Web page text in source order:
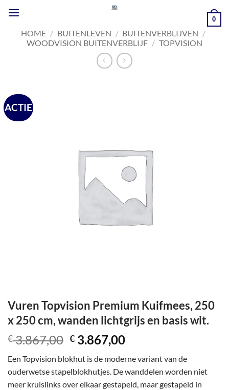
naar
inhoud
0
HOME / BUITENLEVEN / BUITENVERBLIJVEN /
WOODVISION BUITENVERBLIJF / TOPVISION
ACTIE
Vuren Topvision Premium Kuifmees, 250
x 250 cm, wanden lichtgrijs en basis wit.
€3.867,00 Oorspronkelijke
was:
€ 3.867,00.
€ 3.867,00Huidige
is:
€ 3.867,00.
Een Topvision blokhut is de moderne variant van de
ouderwetse stapelblokhutjes. De wanddelen worden niet
meer kruislinks over elkaar gestapeld, maar gestapeld in